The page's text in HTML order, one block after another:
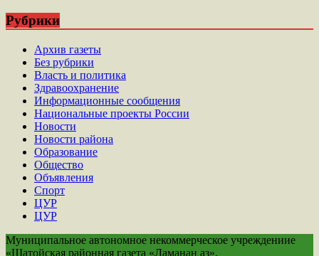
Рубрики
Архив газеты
Без рубрики
Власть и политика
Здравоохранение
Информационные сообщения
Национальные проекты России
Новости
Новости района
Образование
Общество
Объявления
Спорт
ЦУР
ЦУР
Муниципальное автономное некоммерческое учреждениие
«Шатойская районная газета «Ламанан аз».